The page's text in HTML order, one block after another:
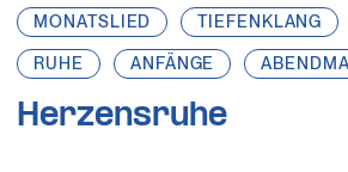
MONATSLIED TIEFENKLANG
RUHE ANFÄNGE
Herzensruhe